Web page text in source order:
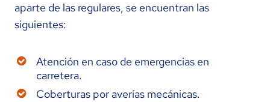
aparte de las regulares, se encuentran las
siguientes:
Atención en caso de emergencias en
carretera.
Coberturas por averías mecánicas.